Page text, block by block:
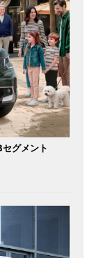
グメント